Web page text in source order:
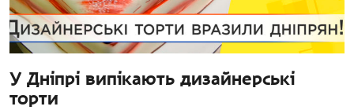
У Дніпрі випікають дизайнерські
торти